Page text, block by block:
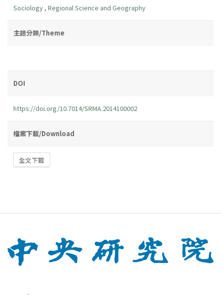
Sociology , Regional Science and Geography
主題分類/Theme
DOI
https://doi.org/10.7014/SRMA.2014100002
檔案下載/Download
全文下載